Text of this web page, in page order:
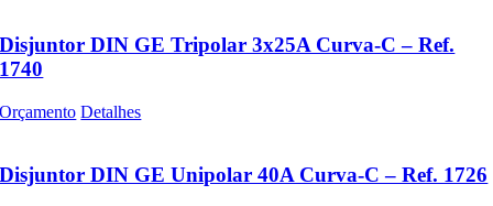
Disjuntor DIN GE Tripolar 3x25A Curva-C – Ref.
1740
Orçamento Detalhes
Disjuntor DIN GE Unipolar 40A Curva-C – Ref. 1726